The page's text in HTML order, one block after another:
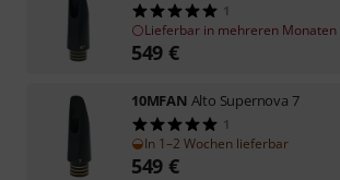
1
Lieferbar in mehreren Monaten
549 €
10MFAN Alto Supernova 7
1
In 1–2 Wochen lieferbar
549 €